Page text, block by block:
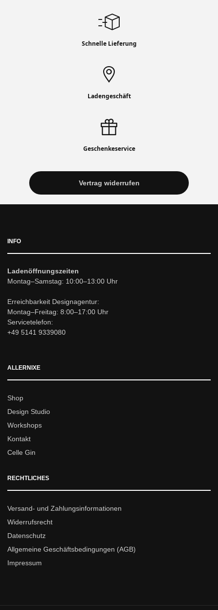
Schnelle Lieferung
Ladengeschäft
Geschenkeservice
Vertrag widerrufen
INFO
Ladenöffnungszeiten
Montag–Samstag: 10:00–13:00 Uhr
Erreichbarkeit Designagentur:
Montag–Freitag: 8:00–17:00 Uhr
Servicetelefon:
+49 5141 9339080
ALLERNIXE
Shop
Design Studio
Workshops
Kontakt
Celle Gin
RECHTLICHES
Versand- und Zahlungsinformationen
Widerrufsrecht
Datenschutz
Allgemeine Geschäftsbedingungen (AGB)
Impressum